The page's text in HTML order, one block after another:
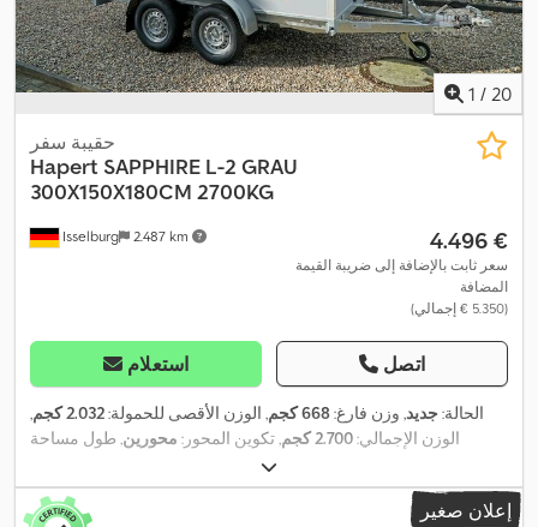
1 / 20
Isselburg 2.487 km
حقيبة سفر
Hapert SAPPHIRE L-2 GRAU
300X150X180CM 2700KG
‏4.496 €
سعر ثابت بالإضافة إلى ضريبة القيمة
المضافة
(‏5.350 € إجمالي)
استعلام اتصل
الحالة:جديد, وزن فارغ:668 كجم , الوزن الأقصى للحمولة:2.032 كجم
,
الوزن الإجمالي:2.700 كجم , تكوين المحور: محورين, طول مساحة
, عرض مساحة التحميل:
التحميل:1.800 مم , حجم مساحة التحميل:8,1 م³ , لون:رمادي, ارتفاع
1.980 مم إعلان صغير